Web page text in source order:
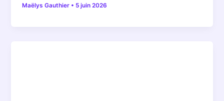
Maëlys Gauthier • 5 juin 2026